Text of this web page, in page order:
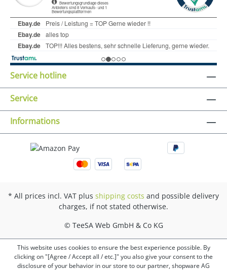
Service hotline
Service
Informations
* All prices incl. VAT plus shipping costs and possible delivery
charges, if not stated otherwise.
© TeeSA Web GmbH & Co KG
This website uses cookies to ensure the best experience possible. By
clicking on "[Agree / Accept all / etc.]" you also give your consent to the
disclosure of your behavior in our store to our partner, shopware AG